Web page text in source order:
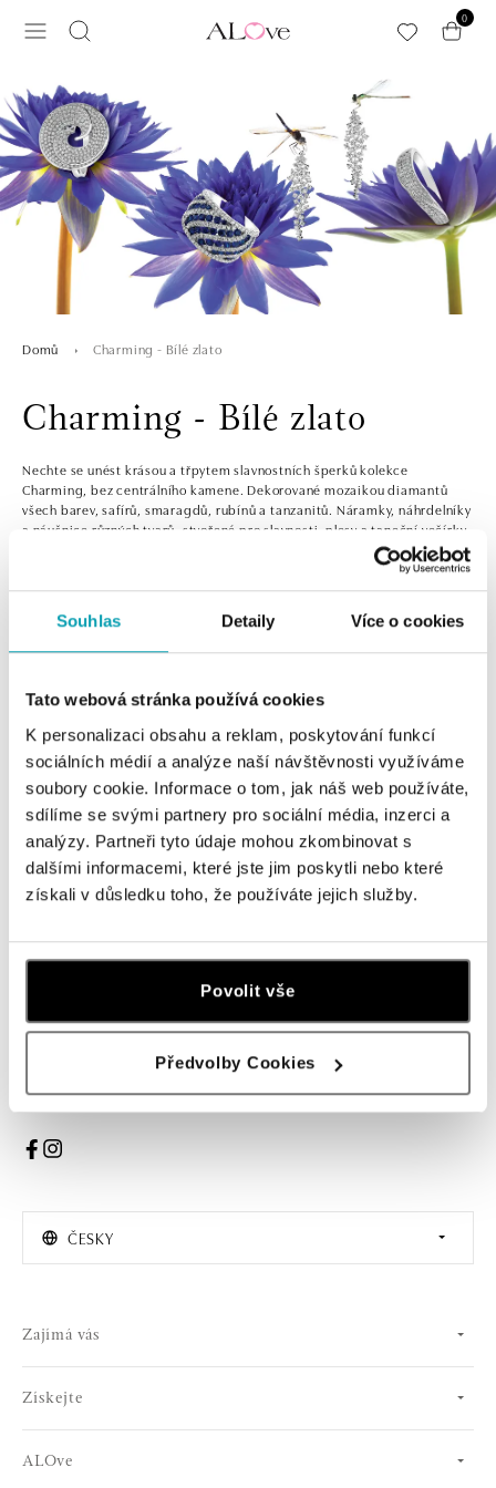
Souhlas Detaily Více o cookies
Tato webová stránka používá cookies
K personalizaci obsahu a reklam, poskytování funkcí
sociálních médií a analýze naší návštěvnosti využíváme
soubory cookie. Informace o tom, jak náš web používáte,
sdílíme se svými partnery pro sociální média, inzerci a
analýzy. Partneři tyto údaje mohou zkombinovat s
dalšími informacemi, které jste jim poskytli nebo které
získali v důsledku toho, že používáte jejich služby.
Povolit vše
Předvolby Cookies
0
Domů Charming - Bílé zlato
Charming - Bílé zlato
Nechte se unést krásou a třpytem slavnostních šperků kolekce
Charming, bez centrálního kamene. Dekorované mozaikou diamantů
všech barev, safírů, smaragdů, rubínů a tanzanitů. Náramky, náhrdelníky
a náušnice různých tvarů, stvořené pro slavnosti, plesy a taneční večírky.
V katalogu nejsou žádné produkty.
Přihlaste se k odběru newsletteru
Žena
Muž
ČESKY
Zajímá vás
Získejte
ALOve